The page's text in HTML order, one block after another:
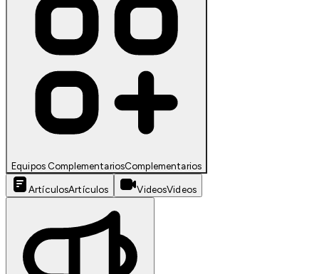
Equipos ComplementariosComplementarios
ArtículosArtículos VideosVideos